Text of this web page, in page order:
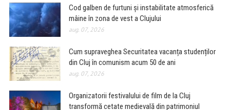
Cod galben de furtuni și instabilitate atmosferică
mâine în zona de vest a Clujului
aug. 07, 2026
Cum supraveghea Securitatea vacanța studenților
din Cluj în comunism acum 50 de ani
aug. 07, 2026
Organizatorii festivalului de film de la Cluj
transformă cetate medievală din patrimoniul